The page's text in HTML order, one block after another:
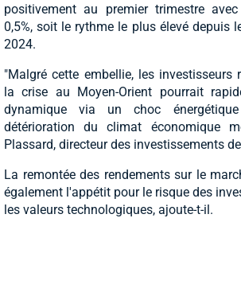
positivement au premier trimestre
0,5%, soit le rythme le plus élevé depuis
2024.
"Malgré cette embellie, les investisseurs
la crise au Moyen-Orient pourrait
dynamique via un choc
détérioration du climat économique
Plassard, directeur des investissements
La remontée des rendements sur le
également l'appétit pour le risque des
les valeurs technologiques, ajoute-t-il.